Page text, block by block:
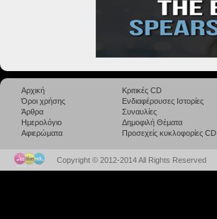
Αρχική
Όροι χρήσης
Άρθρα
Ημερολόγιο
Αφιερώματα
Κριτικές CD
Ενδιαφέρουσες Ιστορίες
Συναυλίες
Δημοφιλή Θέματα
Προσεχείς κυκλοφορίες CD
Copyright © 2012-2014 All Rights Reserved